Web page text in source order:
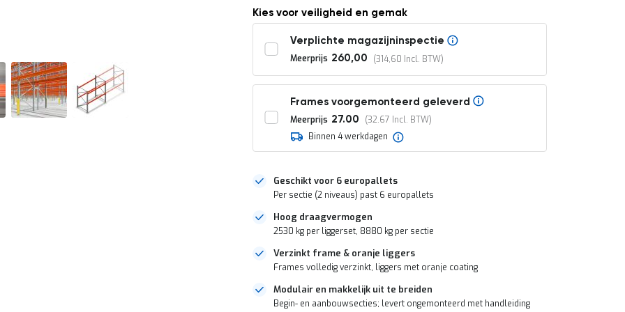
Kies voor veiligheid en gemak
Verplichte magazijninspectie
Meerprijs 260,00 314,60
Frames voorgemonteerd geleverd
Meerprijs 27.00
32.67
Binnen 4 werkdagen
Geschikt voor 6 europallets
Per sectie (2 niveaus) past 6 europallets
Hoog draagvermogen
2530 kg per liggerset, 8880 kg per sectie
Verzinkt frame & oranje liggers
Frames volledig verzinkt, liggers met oranje coating
Modulair en makkelijk uit te breiden
Begin- en aanbouwsecties; levert ongemonteerd met handleiding